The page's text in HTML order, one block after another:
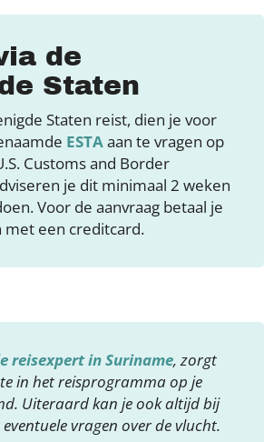
de
Staten
Staten reist, dien je voor
ESTAaan te vragen op
Customs and Border
je dit minimaal 2 weken
Voor de aanvraag betaal je
met een creditcard.
reisexpert in Suriname, zorgt
in het reisprogramma op je
Uiteraard kan je ook altijd bij
vragen over de vlucht.